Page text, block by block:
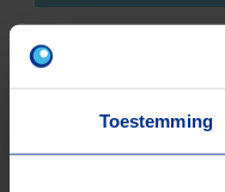
Toestemming
TECHNISCHE